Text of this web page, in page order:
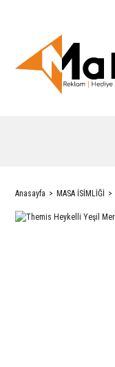
Anasayfa MASA İSİMLİĞİ